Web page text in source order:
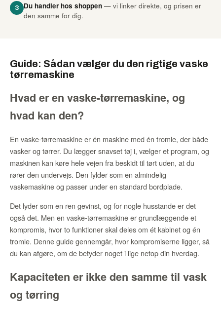
3 Du handler hos shoppen — vi linker direkte, og prisen er
den samme for dig.
Guide: Sådan vælger du den rigtige vaske
tørremaskine
Hvad er en vaske-tørremaskine, og
hvad kan den?
En vaske-tørremaskine er én maskine med én tromle, der både
vasker og tørrer. Du lægger snavset tøj i, vælger et program, og
maskinen kan køre hele vejen fra beskidt til tørt uden, at du
rører den undervejs. Den fylder som en almindelig
vaskemaskine og passer under en standard bordplade.
Det lyder som en ren gevinst, og for nogle husstande er det
også det. Men en vaske-tørremaskine er grundlæggende et
kompromis, hvor to funktioner skal deles om ét kabinet og én
tromle. Denne guide gennemgår, hvor kompromiserne ligger, så
du kan afgøre, om de betyder noget i lige netop din hverdag.
Kapaciteten er ikke den samme til vask
og tørring